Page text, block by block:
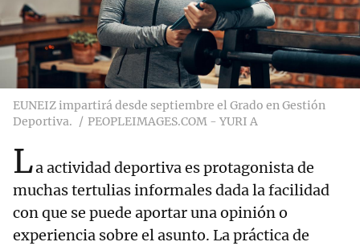
EUNEIZ impartirá desde septiembre el Grado en Gestión
Deportiva.
PEOPLEIMAGES.COM - YURI A
La actividad deportiva es protagonista de
muchas tertulias informales dada la facilidad
con que se puede aportar una opinión o
experiencia sobre el asunto. La práctica de